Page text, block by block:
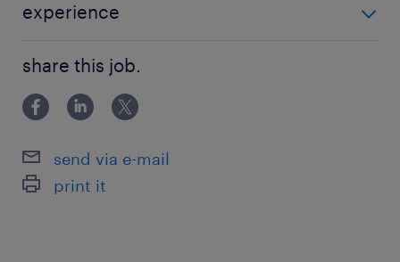
experience
share this job.
send via e-mail
print it